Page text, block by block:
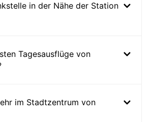
in der Nähe der Station
Tagesausflüge von
im Stadtzentrum von